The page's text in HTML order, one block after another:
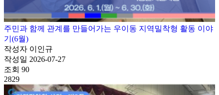
주민과 함께 관계를 만들어가는 우이동 지역밀착형 활동 이야
기(6월)
작성자 이인규
작성일 2026-07-27
조회 90
2829